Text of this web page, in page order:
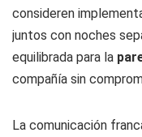
consideren
juntos con noches
equilibrada para la
compañía sin
La comunicación